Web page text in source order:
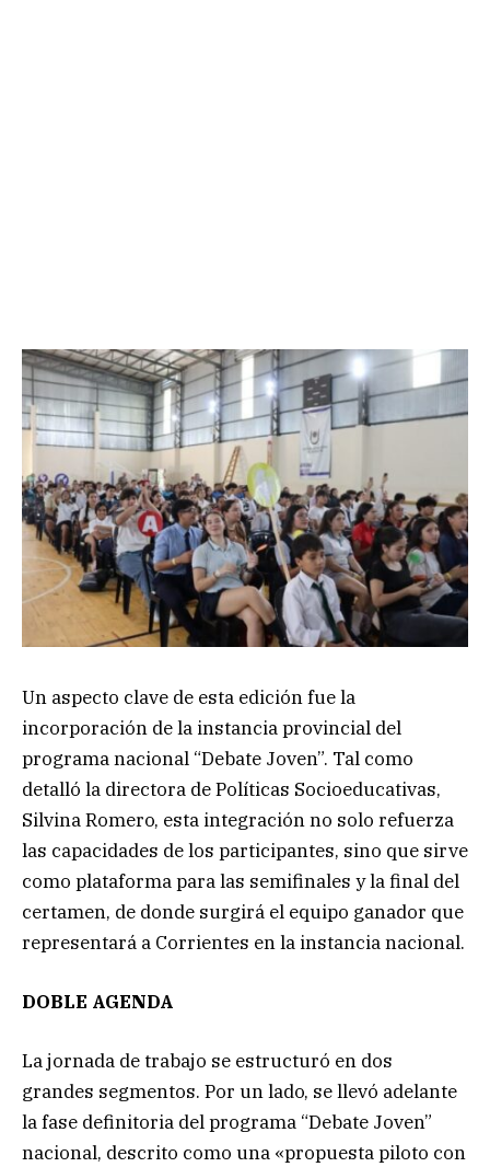
Un aspecto clave de esta edición fue la
incorporación de la instancia provincial del
programa nacional “Debate Joven”. Tal como
detalló la directora de Políticas Socioeducativas,
Silvina Romero, esta integración no solo refuerza
las capacidades de los participantes, sino que sirve
como plataforma para las semifinales y la final del
certamen, de donde surgirá el equipo ganador que
representará a Corrientes en la instancia nacional.
DOBLE AGENDA
La jornada de trabajo se estructuró en dos
grandes segmentos. Por un lado, se llevó adelante
la fase definitoria del programa “Debate Joven”
nacional, descrito como una «propuesta piloto con